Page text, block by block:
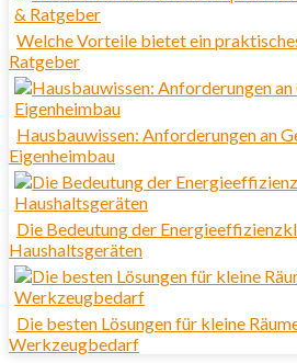
Welche Vorteile bietet ein
Ratgeber
Hausbauwissen: Anforderungen an
Eigenheimbau
Die Bedeutung der
Haushaltsgeräten
Die besten Lösungen für kleine
Werkzeugbedarf